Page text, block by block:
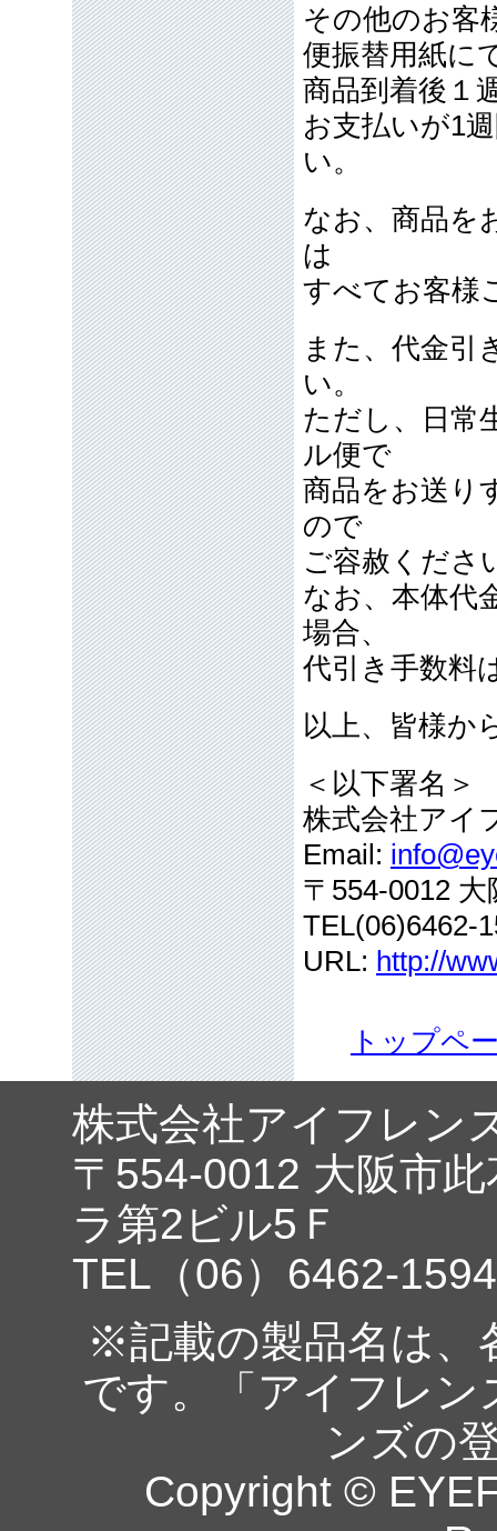
その他のお客
便振替用紙に
商品到着後１
お支払いが1
い。
なお、商品を
は
すべてお客様
また、代金引
い。
ただし、日常
ル便で
商品をお送り
ので
ご容赦くださ
なお、本体代
場合、
代引き手数料
以上、皆様か
＜以下署名＞
株式会社アイ
Email:
〒554-0012
TEL(06)6462-
URL: http://
トップペ
株式会社アイフレン
〒554-0012 大阪市
ラ第2ビル5Ｆ
TEL（06）6462-
※記載の製品名は、
です。「アイフレ
ンズの
Copyright ©